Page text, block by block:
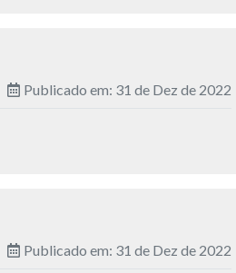
Publicado em: 31 de Dez de 2022
Publicado em: 31 de Dez de 2022